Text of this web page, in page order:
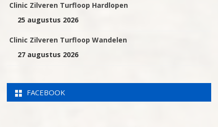
Clinic Zilveren Turfloop Hardlopen
25 augustus 2026
Clinic Zilveren Turfloop Wandelen
27 augustus 2026
FACEBOOK